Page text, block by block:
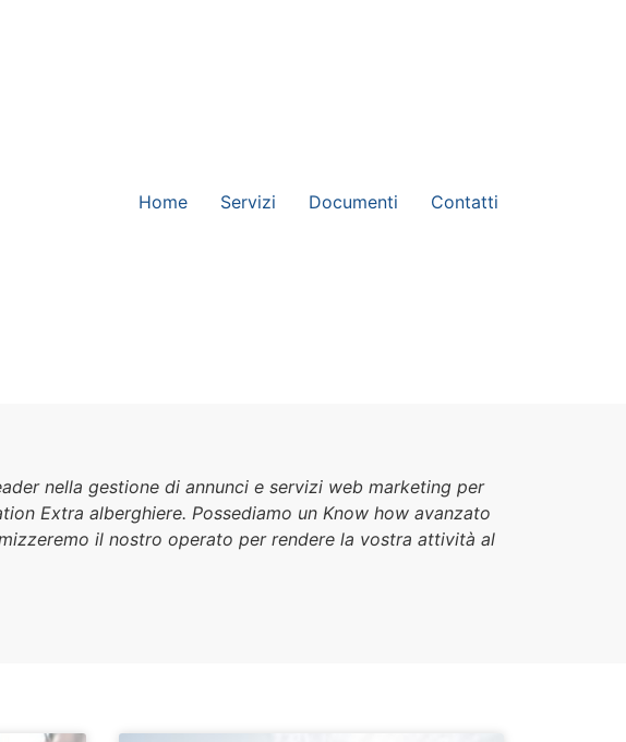
Home Servizi Documenti Contatti
nella gestione di annunci e servizi web marketing per
Extra alberghiere. Possediamo un Know how avanzato
il nostro operato per rendere la vostra attività al